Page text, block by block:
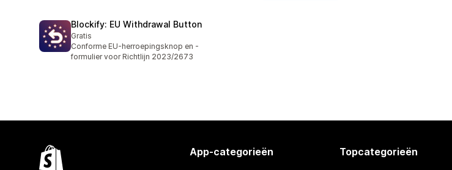
Blockify: EU Withdrawal Button
Gratis
Conforme EU-herroepingsknop en -
formulier voor Richtlijn 2023/2673
App-categorieën Topcategorieën